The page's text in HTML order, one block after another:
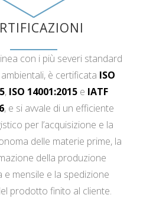
con i più severi standard
è certificata ISO
, ISO 14001:2015e IATF
, e si avvale di un efficiente
per l’acquisizione e la
delle materie prime, la
della produzione
e mensile e la spedizione
prodotto finito al cliente.